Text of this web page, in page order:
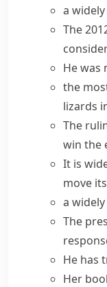
a
The
He was
the
lizards
The
win the
It is
move
a
The
He has
Her